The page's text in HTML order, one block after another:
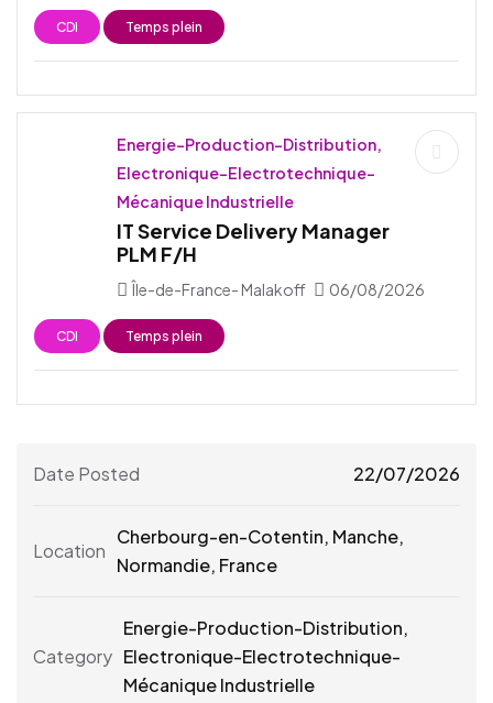
CDI Temps plein
Energie-Production-Distribution,
Electronique-Electrotechnique-
Mécanique Industrielle
IT Service Delivery Manager
PLM F/H
Île-de-France- Malakoff 06/08/2026
CDI Temps plein
Date Posted 22/07/2026
Location
Cherbourg-en-Cotentin, Manche,
Normandie, France
Category
Energie-Production-Distribution,
Electronique-Electrotechnique-
Mécanique Industrielle